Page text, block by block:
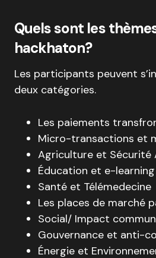
Quels sont les
hackhaton?
Les participants peuvent
deux catégories.
Les paiements
Micro-transactions et
Agriculture et Sécurité
Éducation et e-learning
Santé et Télémedecine
Les places de marché
Social/ Impact
Gouvernance et anti-
Énergie et